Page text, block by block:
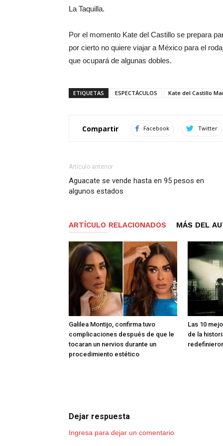
La Taquilla.
Por el momento Kate del Castillo se prepara
por cierto no quiere viajar a México para el
que ocupará de algunas dobles.
ETIQUETAS ESPECTÁCULOS Kate del Castillo
Compartir Facebook Twitter
Artículo anterior
Aguacate se vende hasta en 95 pesos en
algunos estados
ARTÍCULO RELACIONADOS MÁS DEL
Galilea Montijo, confirma tuvo
complicaciones después de que le
tocaran un nervios durante un
procedimiento estético
Las 10
de la
Dejar respuesta
Ingresa para dejar un comentario